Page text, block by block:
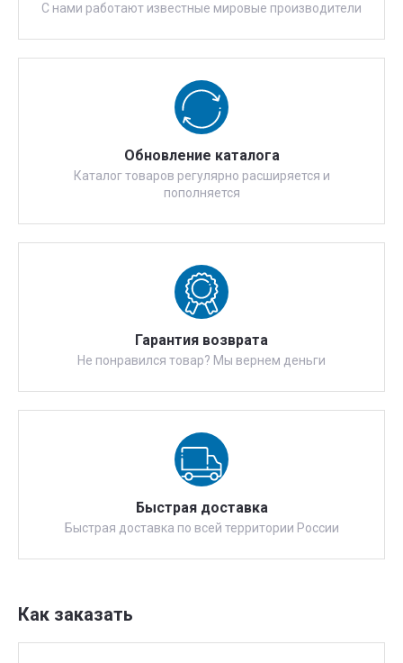
С нами работают известные мировые производители
Обновление каталога
Каталог товаров регулярно расширяется и
пополняется
Гарантия возврата
Не понравился товар? Мы вернем деньги
Быстрая доставка
Быстрая доставка по всей территории России
Как заказать